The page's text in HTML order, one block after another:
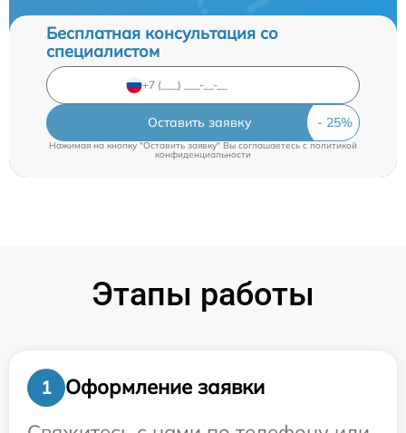
Бесплатная консультация со
специалистом
Оставить заявку
Нажимая на кнопку "Оставить заявку" Вы соглашаетесь cполитикой
конфиденциальности
Этапы работы
1
Оформление заявки